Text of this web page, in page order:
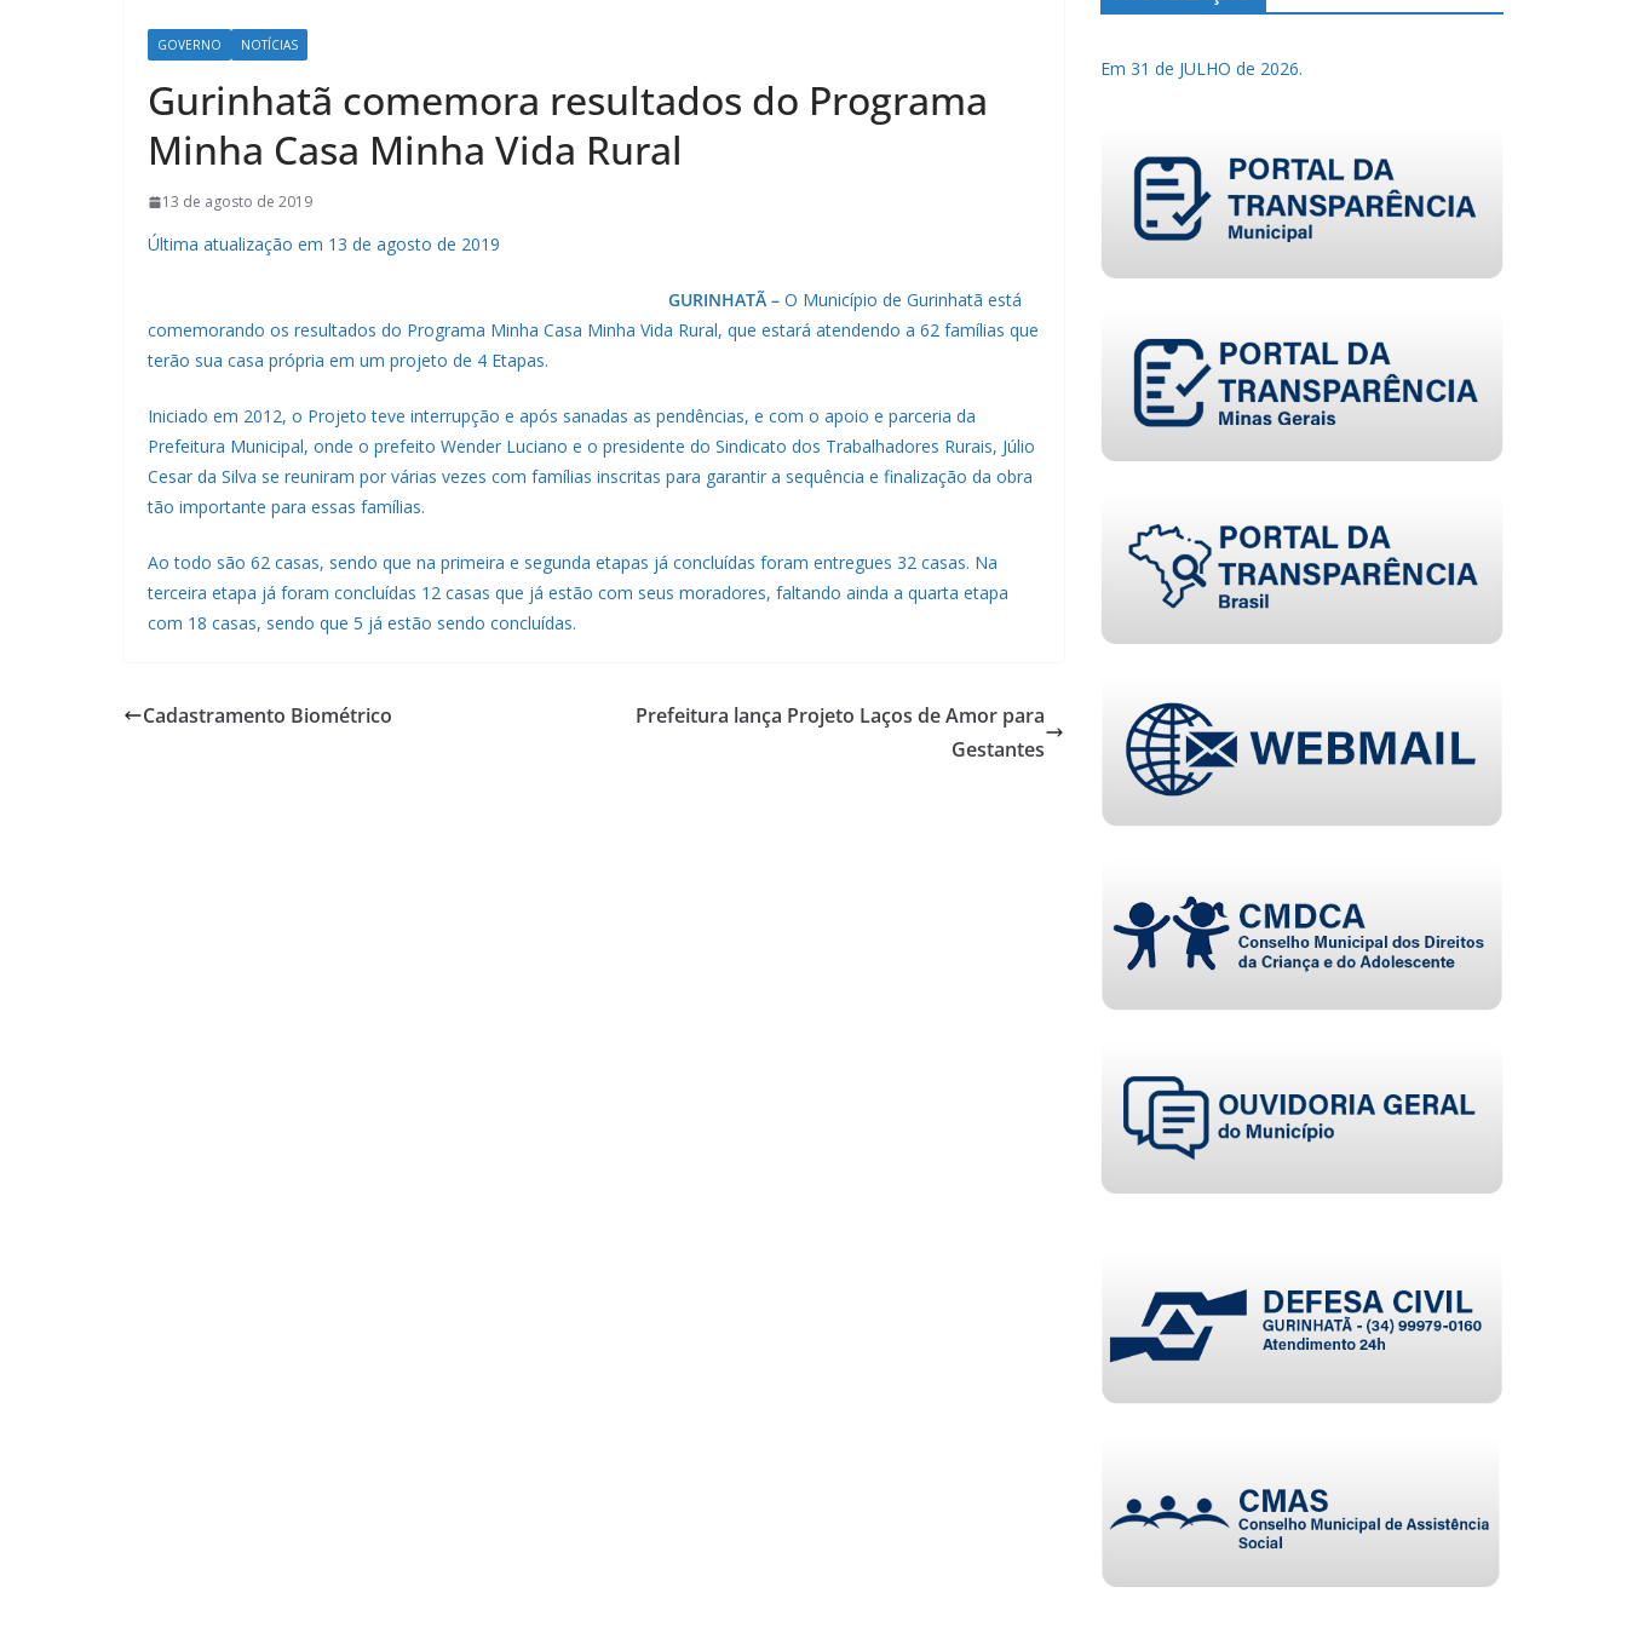
GOVERNO NOTÍCIAS
Gurinhatã comemora resultados do Programa
Minha Casa Minha Vida Rural
13 de agosto de 2019
Última atualização em 13 de agosto de 2019
GURINHATÃ – O Município de Gurinhatã está
comemorando os resultados do Programa Minha Casa Minha Vida Rural, que estará atendendo a 62 famílias que
terão sua casa própria em um projeto de 4 Etapas.
Iniciado em 2012, o Projeto teve interrupção e após sanadas as pendências, e com o apoio e parceria da
Prefeitura Municipal, onde o prefeito Wender Luciano e o presidente do Sindicato dos Trabalhadores Rurais, Júlio
Cesar da Silva se reuniram por várias vezes com famílias inscritas para garantir a sequência e finalização da obra
tão importante para essas famílias.
Ao todo são 62 casas, sendo que na primeira e segunda etapas já concluídas foram entregues 32 casas. Na
terceira etapa já foram concluídas 12 casas que já estão com seus moradores, faltando ainda a quarta etapa
com 18 casas, sendo que 5 já estão sendo concluídas.
Cadastramento Biométrico
Prefeitura lança Projeto Laços de Amor para
Gestantes
Em 31 de JULHO de 2026.